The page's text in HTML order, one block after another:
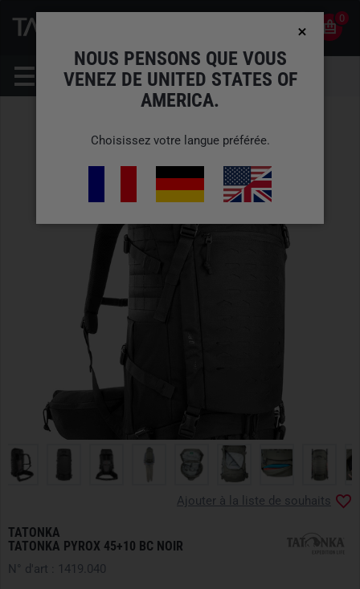
0
TATONKA
TATONKA PYROX 45+10 BC NOIR
Ajouter à la liste de souhaits
N° d'art : 1419.040
NOUS PENSONS QUE VOUS
VENEZ DE UNITED STATES OF
AMERICA.
Choisissez votre langue préférée.